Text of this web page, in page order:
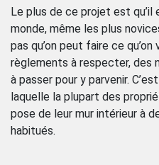
Le plus de ce projet est
monde, même les plus
pas qu’on peut faire ce
règlements à respecter, des
à passer pour y parvenir.
laquelle la plupart des
pose de leur mur intérieur à
habitués.